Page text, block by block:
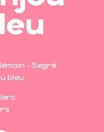
- Segré
bleu